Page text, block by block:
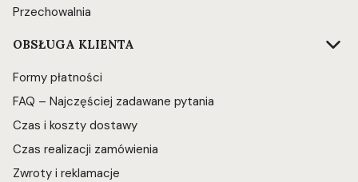
Przechowalnia
OBSŁUGA KLIENTA
Formy płatności
FAQ – Najczęściej zadawane pytania
Czas i koszty dostawy
Czas realizacji zamówienia
Zwroty i reklamacje